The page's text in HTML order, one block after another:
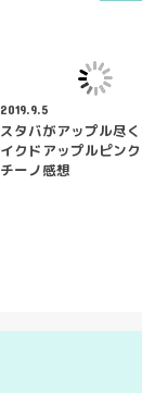
2019.9.5
スタバがアップル尽
イクドアップルピン
チーノ感想